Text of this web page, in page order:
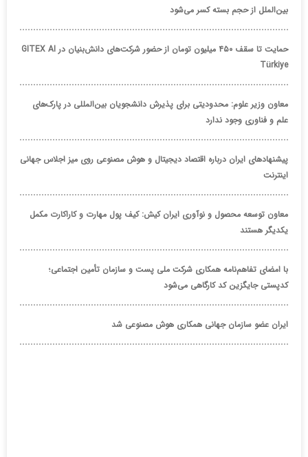
بین‌الملل از حجم بسته کسر می‌شود
حمایت تا سقف ۴۵۰ میلیون تومان از حضور شرکت‌های دانش‌بنیان در GITEX AI
Türkiye
معاون وزیر علوم: محدودیتی برای پذیرش دانشجویان بین‌المللی در پارک‌های
علم و فناوری وجود ندارد
پیشنهادهای ایران درباره اقتصاد دیجیتال و هوش مصنوعی روی میز اجلاس جهانی
اینترنت
معاون توسعه محصول و نوآوری ایران کیش: کیف پول مهارت و کاراکارت مکمل
یکدیگر هستند
با امضای تفاهم‌نامه همکاری شرکت ملی پست و سازمان تأمین اجتماعی؛
کدپستی جایگزین کد کارگاهی می‌شود
ایران عضو سازمان جهانی همکاری هوش مصنوعی شد